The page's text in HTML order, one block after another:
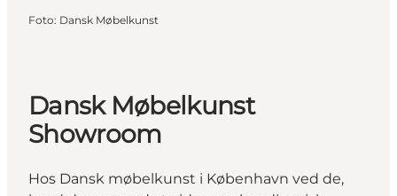
Foto: Dansk Møbelkunst
Dansk Møbelkunst
Showroom
Hos Dansk møbelkunst i København ved de,